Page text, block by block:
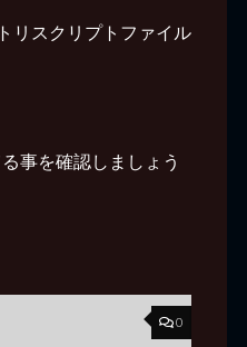
リスクリプトファイル
事を確認しましょう
0